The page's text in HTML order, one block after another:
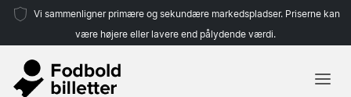
Vi sammenligner primære og sekundære markedspladser. Priserne kan
være højere eller lavere end pålydende værdi.